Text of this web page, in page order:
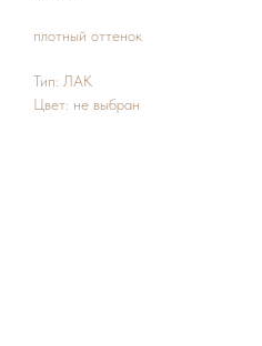
плотный оттенок
Тип: ЛАК
Цвет: не выбран